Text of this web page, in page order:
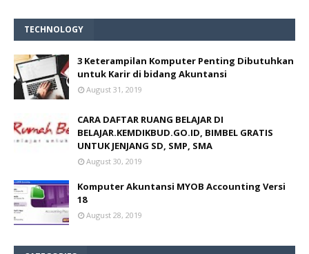
TECHNOLOGY
3 Keterampilan Komputer Penting Dibutuhkan
untuk Karir di bidang Akuntansi
August 31, 2019
CARA DAFTAR RUANG BELAJAR DI
BELAJAR.KEMDIKBUD.GO.ID, BIMBEL GRATIS
UNTUK JENJANG SD, SMP, SMA
August 30, 2019
Komputer Akuntansi MYOB Accounting Versi
18
August 28, 2019